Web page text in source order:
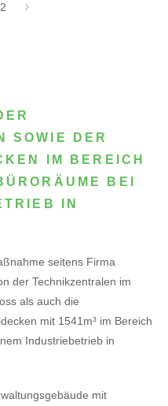
2
SOWIE DER
IM BEREICH
BEI
IN
seitens Firma
der Technikzentralen im
als auch die
mit 1541m³ im Bereich
Industriebetrieb in
mit